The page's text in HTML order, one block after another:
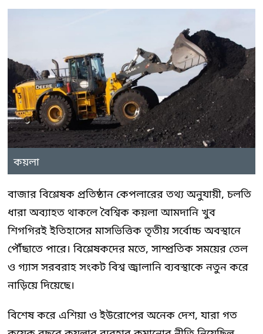
কয়লা
বাজার বিশ্লেষক প্রতিষ্ঠান কেপলারের তথ্য অনুযায়ী, চলতি
ধারা অব্যাহত থাকলে বৈশ্বিক কয়লা আমদানি খুব
শিগগিরই ইতিহাসের মাসভিত্তিক তৃতীয় সর্বোচ্চ অবস্থানে
পৌঁছাতে পারে। বিশ্লেষকদের মতে, সাম্প্রতিক সময়ের তেল
ও গ্যাস সরবরাহ সংকট বিশ্ব জ্বালানি ব্যবস্থাকে নতুন করে
নাড়িয়ে দিয়েছে।
বিশেষ করে এশিয়া ও ইউরোপের অনেক দেশ, যারা গত